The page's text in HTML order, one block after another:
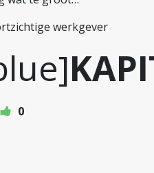
werkgever
0